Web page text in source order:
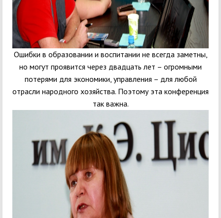
Ошибки в образовании и воспитании не всегда заметны,
но могут проявится через двадцать лет – огромными
потерями для экономики, управления – для любой
отрасли народного хозяйства. Поэтому эта конференция
так важна.